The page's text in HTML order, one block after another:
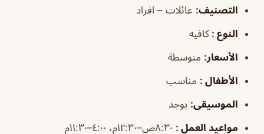
التصنيف: عائلات – افراد
النوع : كافيه
الأسعار: متوسطة
الأطفال : مناسب
الموسيقى: يوجد
مواعيد العمل : ٨:٣٠ص–١٢:٣٠م، ٤:٠٠–١١:٣٠م